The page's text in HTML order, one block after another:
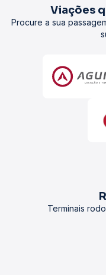
Viações
Procure a sua
Terminais